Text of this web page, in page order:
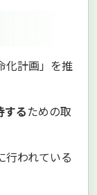
化計画」を推
するための取
行われている